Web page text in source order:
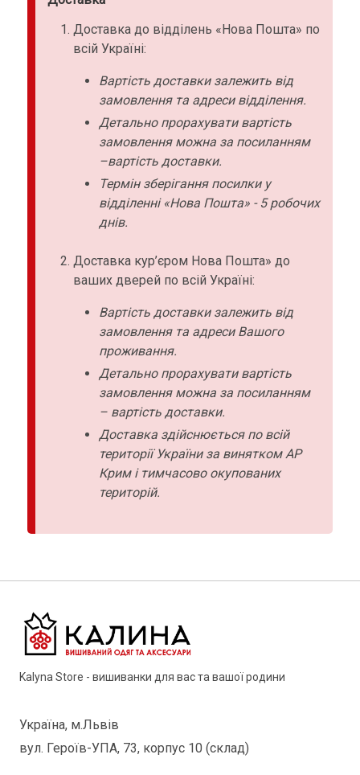
Доставка до відділень «Нова Пошта» по
всій Україні:
Вартість доставки залежить від
замовлення та адреси відділення.
Детально прорахувати вартість
замовлення можна за посиланням
–вартість доставки.
Термін зберігання посилки у
відділенні «Нова Пошта» - 5 робочих
днів.
Доставка кур’єром Нова Пошта» до
ваших дверей по всій Україні:
Вартість доставки залежить від
замовлення та адреси Вашого
проживання.
Детально прорахувати вартість
замовлення можна за посиланням
– вартість доставки.
Доставка здійснюється по всій
території України за винятком АР
Крим і тимчасово окупованих
територій.
Kalyna Store - вишиванки для вас та вашої родини
Україна, м.Львів
вул. Героїв-УПА, 73, корпус 10 (склад)